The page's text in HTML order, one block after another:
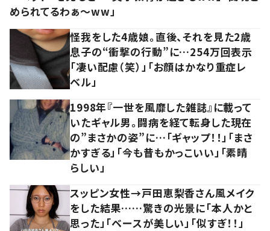
められてるわぁ～ww」
怪我をした4歳娘。直後、それを見た2歳
息子の“衝撃の行動”に…254万回表示
「凄い配慮（笑）」「お顔はかなり重症レ
ベル」
1998年『一世を風靡した雑誌』に載って
いたギャル男。闘病を経て転身した現在
の”まさかの姿”に…「ギャップ！！」「まさ
かすぎる」「今も昔もかっこいい」「素晴
らしい」
スッピン女性→戸田恵梨香さん風メイク
をした結果……驚きの光景に「本人かと
思った」「ベースが美しい」「似すぎ！！」